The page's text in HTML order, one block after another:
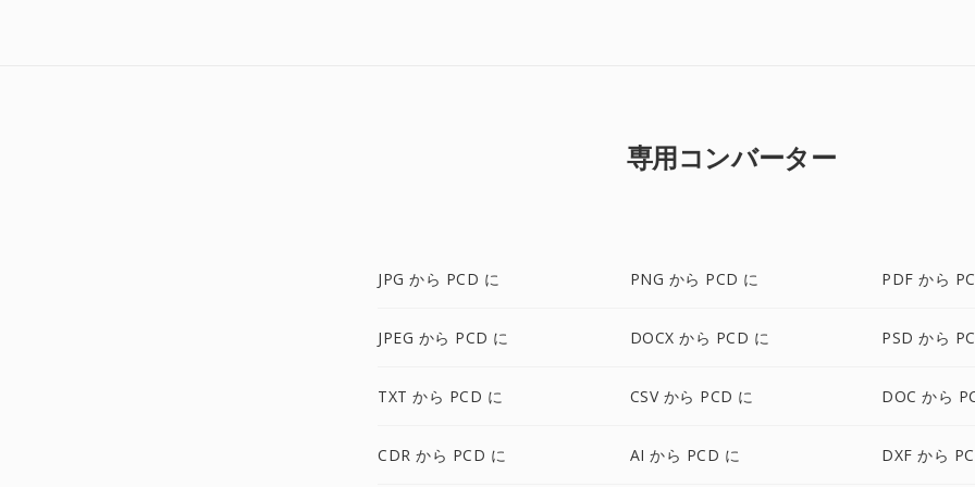
専用コンバーター
JPG から PCD に PNG から PCD に PDF から
JPEG から PCD に DOCX から PCD に PSD から
TXT から PCD に CSV から PCD に DOC から
CDR から PCD に AI から PCD に DXF から